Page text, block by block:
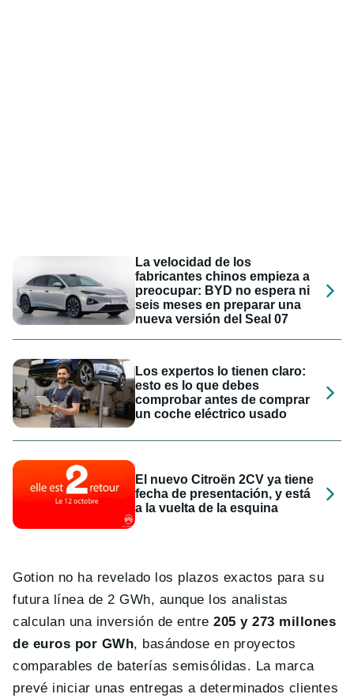
La velocidad de los
fabricantes chinos empieza a
preocupar: BYD no espera ni
seis meses en preparar una
nueva versión del Seal 07
Los expertos lo tienen claro:
esto es lo que debes
comprobar antes de comprar
un coche eléctrico usado
El nuevo Citroën 2CV ya tiene
fecha de presentación, y está
a la vuelta de la esquina
Gotion no ha revelado los plazos exactos para su
futura línea de 2 GWh, aunque los analistas
calculan una inversión de entre205 y 273 millones
de euros por GWh, basándose en proyectos
comparables de baterías semisólidas. La marca
prevé iniciar unas entregas a determinados clientes